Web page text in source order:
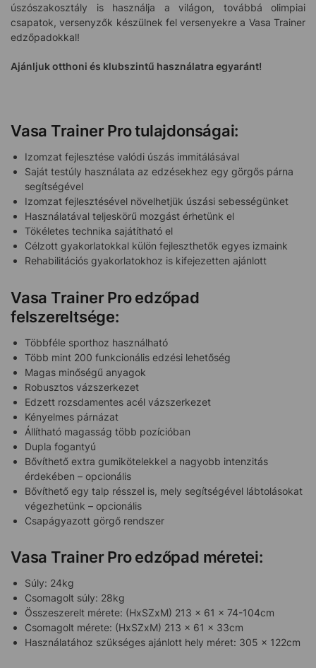
úszószakosztály is használja a világon, továbbá olimpiai
csapatok, versenyzők készülnek fel versenyekre a Vasa Trainer
edzőpadokkal!
Ajánljuk otthoni és klubszintű használatra egyaránt!
Vasa Trainer Pro tulajdonságai:
Izomzat fejlesztése valódi úszás immitálásával
Saját testúly használata az edzésekhez egy görgős párna
segítségével
Izomzat fejlesztésével növelhetjük úszási sebességünket
Használatával teljeskörű mozgást érhetünk el
Tökéletes technika sajátítható el
Célzott gyakorlatokkal külön fejleszthetők egyes izmaink
Rehabilitációs gyakorlatokhoz is kifejezetten ajánlott
Vasa Trainer Pro edzőpad
felszereltsége:
Többféle sporthoz használható
Több mint 200 funkcionális edzési lehetőség
Magas minőségű anyagok
Robusztos vázszerkezet
Edzett rozsdamentes acél vázszerkezet
Kényelmes párnázat
Állítható magasság több pozícióban
Dupla fogantyú
Bővíthető extra gumikötelekkel a nagyobb intenzitás
érdekében – opcionális
Bővíthető egy talp résszel is, mely segítségével lábtolásokat
végezhetünk – opcionális
Csapágyazott görgő rendszer
Vasa Trainer Pro edzőpad méretei:
Súly: 24kg
Csomagolt súly: 28kg
Összeszerelt mérete: (HxSZxM) 213 x 61 x 74-104cm
Csomagolt mérete: (HxSZxM) 213 x 61 x 33cm
Használatához szükséges ajánlott hely méret: 305 x 122cm